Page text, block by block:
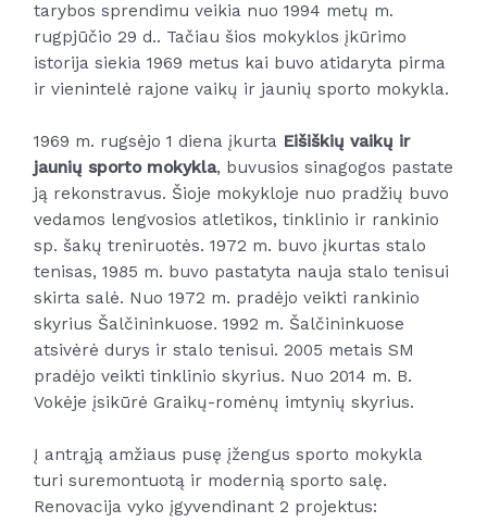
tarybos sprendimu veikia nuo 1994 metų m.
rugpjūčio 29 d.. Tačiau šios mokyklos įkūrimo
istorija siekia 1969 metus kai buvo atidaryta pirma
ir vienintelė rajone vaikų ir jaunių sporto mokykla.
1969 m. rugsėjo 1 diena įkurta Eišiškių vaikų ir
jaunių sporto mokykla, buvusios sinagogos pastate
ją rekonstravus. Šioje mokykloje nuo pradžių buvo
vedamos lengvosios atletikos, tinklinio ir rankinio
sp. šakų treniruotės. 1972 m. buvo įkurtas stalo
tenisas, 1985 m. buvo pastatyta nauja stalo tenisui
skirta salė. Nuo 1972 m. pradėjo veikti rankinio
skyrius Šalčininkuose. 1992 m. Šalčininkuose
atsivėrė durys ir stalo tenisui. 2005 metais SM
pradėjo veikti tinklinio skyrius. Nuo 2014 m. B.
Vokėje įsikūrė Graikų-romėnų imtynių skyrius.
Į antrąją amžiaus pusę įžengus sporto mokykla
turi suremontuotą ir modernią sporto salę.
Renovacija vyko įgyvendinant 2 projektus: